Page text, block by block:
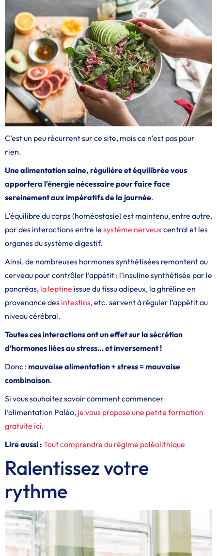
C’est un peu récurrent sur ce site, mais ce n’est pas pour
rien.
Une alimentation saine, régulière et équilibrée vous
apportera l’énergie nécessaire pour faire face
sereinement aux impératifs de la journée.
L’équilibre du corps (homéostasie) est maintenu, entre autre,
par des interactions entre le système nerveuxcentral et les
organes du système digestif.
Ainsi, de nombreuses hormones synthétisées remontent au
cerveau pour contrôler l’appétit : l’insuline synthétisée par le
pancréas, la leptine issue du tissu adipeux, la ghréline en
provenance des intestins, etc. servent à réguler l’appétit au
niveau cérébral.
Toutes ces interactions ont un effet sur la sécrétion
d’hormones liées au stress… et inversement !
Donc :mauvaise alimentation + stress = mauvaise
combinaison.
Si vous souhaitez savoir comment commencer
l’alimentation Paléo, je vous propose une petite formation
gratuite ici.
Lire aussi : Tout comprendre du régime paléolithique
Ralentissez votre
rythme